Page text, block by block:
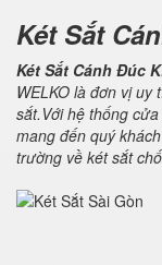
Két Sắt
Két Sắt Cánh Đúc
WELKO là đơn vị
sắt.Với hệ thống
mang đến quý
trường về két sắt